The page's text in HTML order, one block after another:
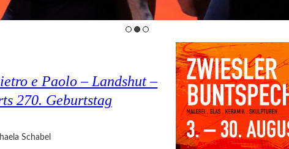
e Paolo – Landshut –
270. Geburtstag
Schabel